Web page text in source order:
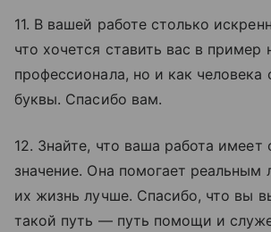
11. В вашей работе столько
что хочется ставить вас в пример
профессионала, но и как человека
буквы. Спасибо вам.
12. Знайте, что ваша работа имеет
значение. Она помогает реальным
их жизнь лучше. Спасибо, что вы
такой путь — путь помощи и